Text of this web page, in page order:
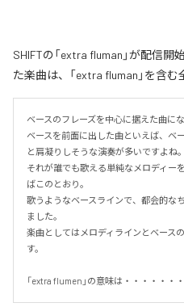
SHIFTの「extra fluman」が配信
た楽曲は、「extra fluman」を含む
ベースのフレーズを中心に据えた曲にな
ベースを前面に出した曲といえば、ベ
と肩凝りしそうな演奏が多いですよね。
それが誰でも歌える単純なメロディー
ばこのとおり。
歌うようなベースラインで、都会的な
ました。
楽曲としてはメロディラインとベース
す。
「extra flumen」の意味は・・・・・・・